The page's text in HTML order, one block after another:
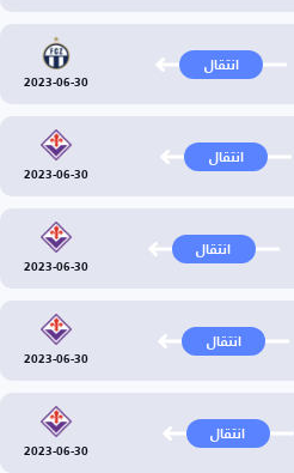
انتقال
2023-06-30
انتقال
2023-06-30
انتقال
2023-06-30
انتقال
2023-06-30
انتقال
2023-06-30